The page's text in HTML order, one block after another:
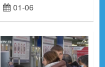
偏差，认为经济高质量发展就是
“高大上发展”，对小产业、传统
01-06